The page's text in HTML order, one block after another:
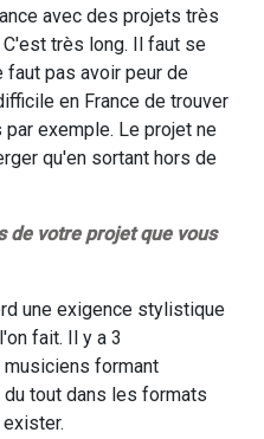
avec des projets très
très long. Il faut se
faut pas avoir peur de
en France de trouver
exemple. Le projet ne
qu'en sortant hors de
de votre projet que vous
une exigence stylistique
fait. Il y a 3
formant
tout dans les formats